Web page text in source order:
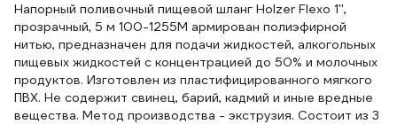
Напорный поливочный пищевой шланг Holzer Flexo 1'',
прозрачный, 5 м 100-1255M армирован полиэфирной
нитью, предназначен для подачи жидкостей, алкогольных
пищевых жидкостей с концентрацией до 50% и молочных
продуктов. Изготовлен из пластифицированного мягкого
ПВХ. Не содержит свинец, барий, кадмий и иные вредные
вещества. Метод производства - экструзия. Состоит из 3